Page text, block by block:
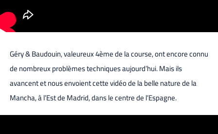
Géry & Baudouin, valeureux 4ème de la course, ont encore connu
de nombreux problèmes techniques aujourd’hui. Mais ils
avancent et nous envoient cette vidéo de la belle nature de la
Mancha, à l’Est de Madrid, dans le centre de l’Espagne.